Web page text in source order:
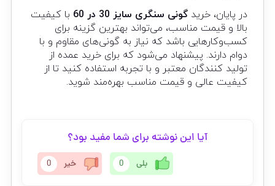
در پایان، خریدگونی سنگری سایز 30 در 60
با کیفیت
بالا و قیمت مناسب، می‌تواند بهترین گزینه برای
کسب‌وکارهایی باشد که نیاز به گونی‌های مقاوم و با
دوام دارند. پیشنهاد می‌شود که برای خرید عمده از
تولید کنندگان معتبر و با تجربه استفاده کنید تا از
کیفیت عالی و قیمت مناسب بهره‌مند شوید.
آیا این نوشته برای شما مفید بود؟
بلی 0 خیر 0